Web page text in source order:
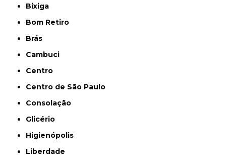
Bixiga
Bom Retiro
Brás
Cambuci
Centro
Centro de São Paulo
Consolação
Glicério
Higienópolis
Liberdade